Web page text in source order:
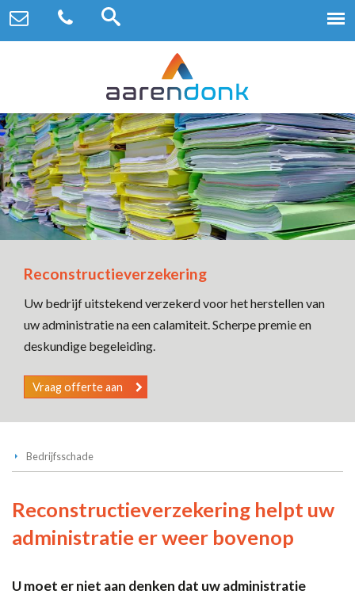
Reconstructieverzekering
Uw bedrijf uitstekend verzekerd voor het herstellen van
uw administratie na een calamiteit. Scherpe premie en
deskundige begeleiding.
Vraag offerte aan
Bedrijfsschade
Reconstructieverzekering helpt uw
administratie er weer bovenop
U moet er niet aan denken dat uw administratie